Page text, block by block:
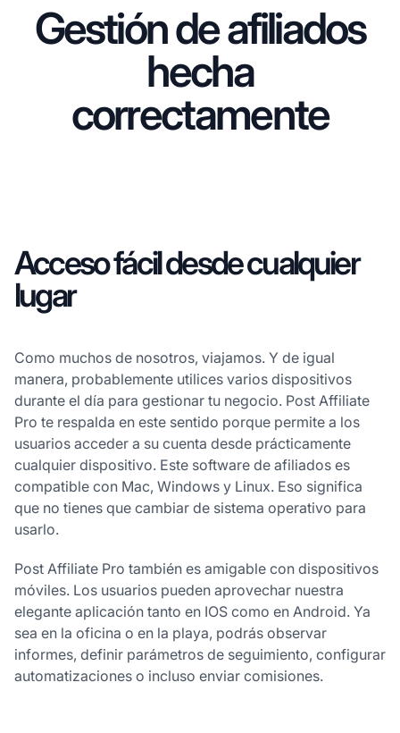
Gestión de afiliados
hecha
correctamente
Acceso fácil desde cualquier
lugar
Como muchos de nosotros, viajamos. Y de igual
manera, probablemente utilices varios dispositivos
durante el día para gestionar tu negocio. Post Affiliate
Pro te respalda en este sentido porque permite a los
usuarios acceder a su cuenta desde prácticamente
cualquier dispositivo. Este software de afiliados es
compatible con Mac, Windows y Linux. Eso significa
que no tienes que cambiar de sistema operativo para
usarlo.
Post Affiliate Pro también es amigable con dispositivos
móviles. Los usuarios pueden aprovechar nuestra
elegante aplicación tanto en IOS como en Android. Ya
sea en la oficina o en la playa, podrás observar
informes, definir parámetros de seguimiento, configurar
automatizaciones o incluso enviar comisiones.